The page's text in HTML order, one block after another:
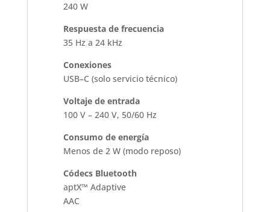
240 W
Respuesta de frecuencia
35 Hz a 24 kHz
Conexiones
USB–C (solo servicio técnico)
Voltaje de entrada
100 V – 240 V, 50/60 Hz
Consumo de energía
Menos de 2 W (modo reposo)
Códecs Bluetooth
aptX™ Adaptive
AAC